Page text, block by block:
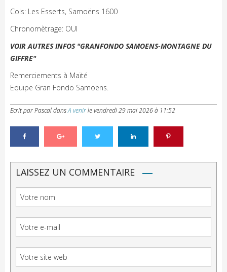
Cols: Les Esserts, Samoëns 1600
Chronomètrage: OUI
VOIR AUTRES INFOS "GRANFONDO SAMOENS-MONTAGNE DU
GIFFRE"
Remerciements à Maïté
Equipe Gran Fondo Samoëns.
Ecrit par PascaldansA venirlevendredi 29 mai 2026 à 11:52
LAISSEZ UN COMMENTAIRE